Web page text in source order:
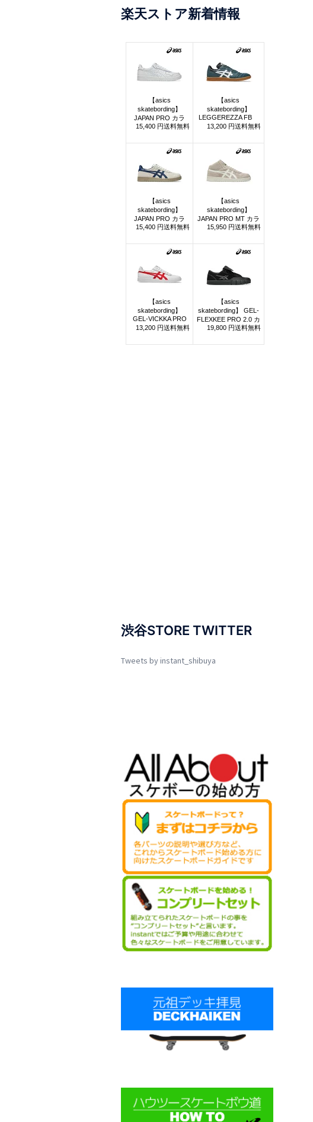
楽天ストア新着情報
渋谷STORE TWITTER
Tweets by instant_shibuya